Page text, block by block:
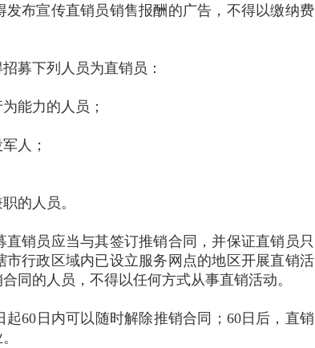
宣传直销员销售报酬的广告，不得以缴纳费
下列人员为直销员：
能力的人员；
人；
的人员。
员应当与其签订推销合同，并保证直销员只
行政区域内已设立服务网点的地区开展直销活
同的人员，不得以任何方式从事直销活动。
日内可以随时解除推销合同；60日后，直销